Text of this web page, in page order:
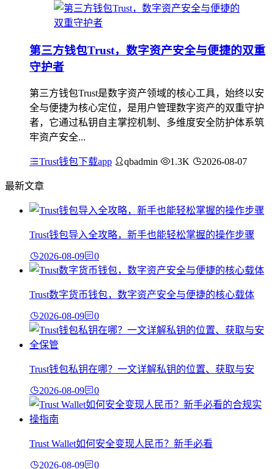
第三方钱包Trust，数字资产安全与便捷的双重
守护者
第三方钱包Trust是数字资产领域的核心工具，始终以安
全与便捷为核心定位，是用户管理数字资产的双重守护
者，它通过私钥自主掌控机制、多维度安全防护体系筑
牢资产安全...
Trust钱包下载app qbadmin 1.3K 2026-08-07
最新文章
Trust钱包导入全攻略，新手也能轻松掌握的操作步骤
2026-08-09 0
Trust数字货币钱包，数字资产安全与便捷的核心载体
2026-08-09 0
Trust钱包私钥在哪？一文详解私钥的位置、获取与安
2026-08-09 0
Trust Wallet如何安全变现人民币？新手必看
2026-08-09 0